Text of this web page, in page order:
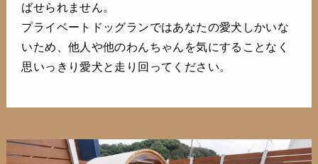
ばせられません。
プライベートドッグランではあなたの愛犬しかいな
いため、他人や他のわんちゃんを気にすることなく
思いっきり愛犬と走り回ってください。